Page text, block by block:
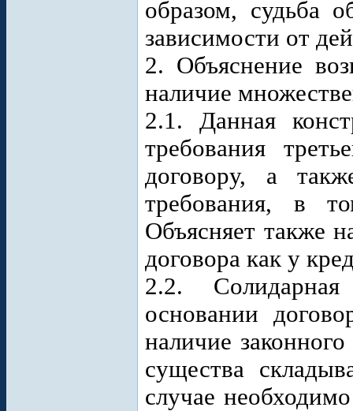
образом, судьба
зависимости от
2. Объяснение
наличие
2.1. Данная
требования
договору, а
требования, в
Объясняет также
договора как у
2.2.
основании
наличие
существа
случае